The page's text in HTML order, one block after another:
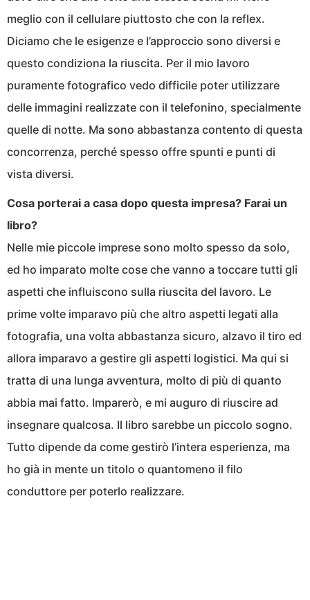
meglio con il cellulare piuttosto che con la reflex.
Diciamo che le esigenze e l’approccio sono diversi e
questo condiziona la riuscita. Per il mio lavoro
puramente fotografico vedo difficile poter utilizzare
delle immagini realizzate con il telefonino, specialmente
quelle di notte. Ma sono abbastanza contento di questa
concorrenza, perché spesso offre spunti e punti di
vista diversi.
Cosa porterai a casa dopo questa impresa? Farai un
libro?
Nelle mie piccole imprese sono molto spesso da solo,
ed ho imparato molte cose che vanno a toccare tutti gli
aspetti che influiscono sulla riuscita del lavoro. Le
prime volte imparavo più che altro aspetti legati alla
fotografia, una volta abbastanza sicuro, alzavo il tiro ed
allora imparavo a gestire gli aspetti logistici. Ma qui si
tratta di una lunga avventura, molto di più di quanto
abbia mai fatto. Imparerò, e mi auguro di riuscire ad
insegnare qualcosa. Il libro sarebbe un piccolo sogno.
Tutto dipende da come gestirò l’intera esperienza, ma
ho già in mente un titolo o quantomeno il filo
conduttore per poterlo realizzare.